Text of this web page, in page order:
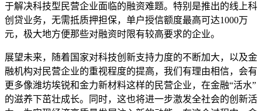
于解决科技型民营企业面临的融资难题。特别是推出的线上科
创贷业务，无需抵质押担保，单户授信额度最高可达1000万
元，极大地方便那些对融资时限有较高要求的企业。
展望未来，随着国家对科技创新支持力度的不断加大，以及金
融机构对民营企业的重视程度的提高，我们有理由相信，会有
更多像潍坊埃锐和金力新材料这样的民营企业，在金融“活水”
的滋养下茁壮成长。同时，这也将进一步激发全社会的创新活